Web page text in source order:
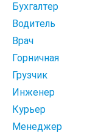
Бухгалтер
Водитель
Врач
Горничная
Грузчик
Инженер
Курьер
Менеджер